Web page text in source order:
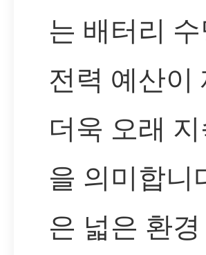
는 배터리
전력 예산이
더욱 오래
을 의미합니
은 넓은 환